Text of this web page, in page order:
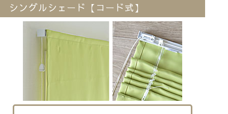
シングルシェード【コード式】